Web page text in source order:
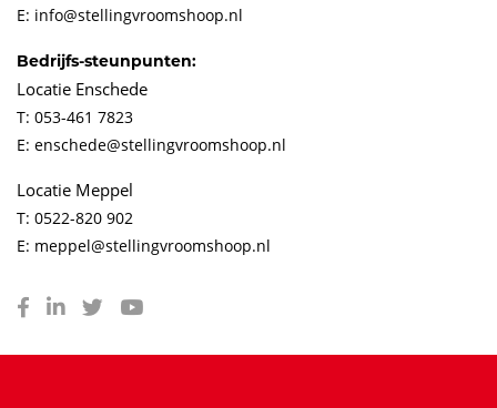
E: info@stellingvroomshoop.nl
Bedrijfs-steunpunten:
Locatie Enschede
T: 053-461 7823
E: enschede@stellingvroomshoop.nl
Locatie Meppel
T: 0522-820 902
E: meppel@stellingvroomshoop.nl